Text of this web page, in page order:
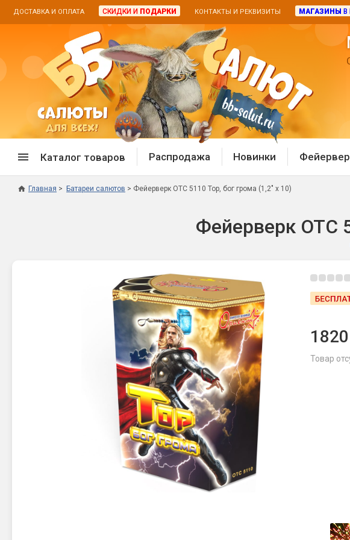
ДОСТАВКА И ОПЛАТА СКИДКИ И ПОДАРКИ КОНТАКТЫ И РЕКВИЗИТЫ МАГАЗИНЫ
Каталог товаров
Новинки 2025/26
Фейерверки на свадьбу
Маленькие фейерверки
Дневные батареи
Петарды
Терочные
Фитильные
Лимонки, гранаты
Корсары
Летающие и наземные
Бабочки, пчелы
Циркоблицы
Цветной дым и огонь
Распродажа Новинки
Главная Батареи салютов Фейерверк ОТС 5110 Тор, бог грома (1,2" х 10)
Фейерверк ОТС
1820
Товар